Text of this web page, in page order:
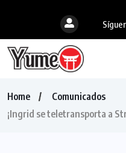
Home
Comunicados
¡Ingrid se teletransporta a